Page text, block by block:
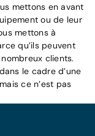
mettons en avant
ou de leur
mettons à
qu’ils peuvent
clients.
le cadre d’une
ce n’est pas